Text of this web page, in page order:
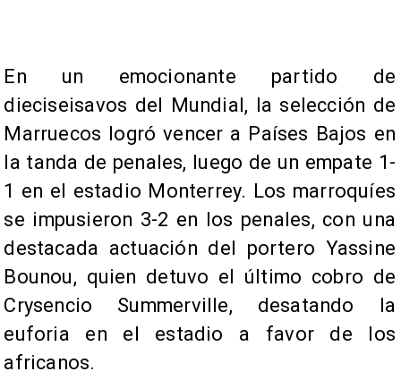
En un emocionante partido de
dieciseisavos del Mundial, la selección de
Marruecos logró vencer a Países Bajos en
la tanda de penales, luego de un empate 1-
1 en el estadio Monterrey. Los marroquíes
se impusieron 3-2 en los penales, con una
destacada actuación del portero Yassine
Bounou, quien detuvo el último cobro de
Crysencio Summerville, desatando la
euforia en el estadio a favor de los
africanos.